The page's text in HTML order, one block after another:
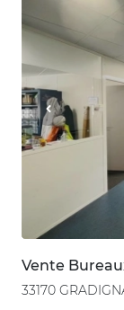
Vente
33170